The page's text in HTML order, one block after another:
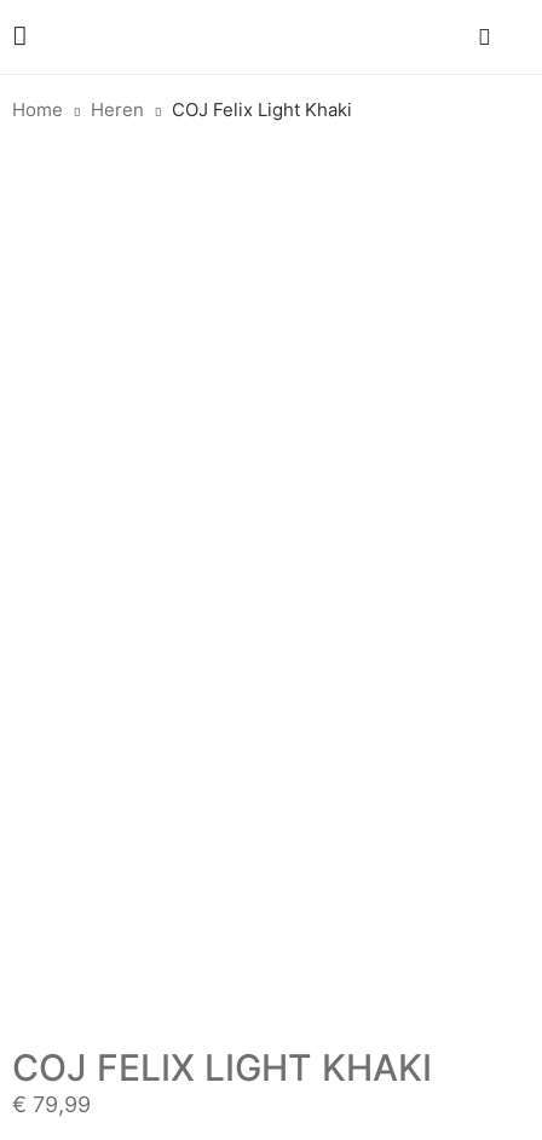
Home Heren COJ Felix Light Khaki
COJ FELIX LIGHT KHAKI
€ 79,99